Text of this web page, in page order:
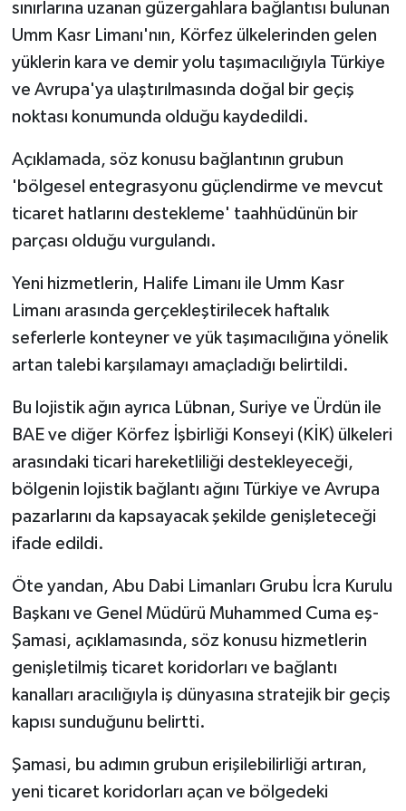
sınırlarına uzanan güzergahlara bağlantısı bulunan
Umm Kasr Limanı'nın, Körfez ülkelerinden gelen
yüklerin kara ve demir yolu taşımacılığıyla Türkiye
ve Avrupa'ya ulaştırılmasında doğal bir geçiş
noktası konumunda olduğu kaydedildi.
Açıklamada, söz konusu bağlantının grubun
'bölgesel entegrasyonu güçlendirme ve mevcut
ticaret hatlarını destekleme' taahhüdünün bir
parçası olduğu vurgulandı.
Yeni hizmetlerin, Halife Limanı ile Umm Kasr
Limanı arasında gerçekleştirilecek haftalık
seferlerle konteyner ve yük taşımacılığına yönelik
artan talebi karşılamayı amaçladığı belirtildi.
Bu lojistik ağın ayrıca Lübnan, Suriye ve Ürdün ile
BAE ve diğer Körfez İşbirliği Konseyi (KİK) ülkeleri
arasındaki ticari hareketliliği destekleyeceği,
bölgenin lojistik bağlantı ağını Türkiye ve Avrupa
pazarlarını da kapsayacak şekilde genişleteceği
ifade edildi.
Öte yandan, Abu Dabi Limanları Grubu İcra Kurulu
Başkanı ve Genel Müdürü Muhammed Cuma eş-
Şamasi, açıklamasında, söz konusu hizmetlerin
genişletilmiş ticaret koridorları ve bağlantı
kanalları aracılığıyla iş dünyasına stratejik bir geçiş
kapısı sunduğunu belirtti.
Şamasi, bu adımın grubun erişilebilirliği artıran,
yeni ticaret koridorları açan ve bölgedeki